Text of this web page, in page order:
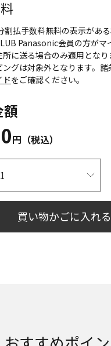
割払手数料無料の表示があ
Panasonic会員の方がマ
に送る場合のみ適用となり
ングは対象外となります。
ドをご確認ください。
円（税込）
買い物かごに入れる